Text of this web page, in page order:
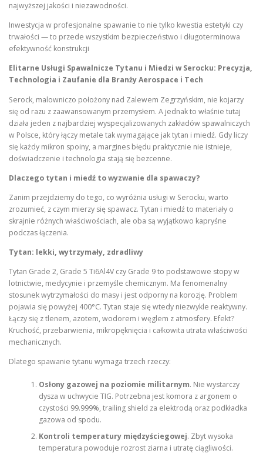
najwyższej jakości i niezawodności.
Inwestycja w profesjonalne spawanie to nie tylko kwestia estetyki czy
trwałości — to przede wszystkim bezpieczeństwo i długoterminowa
efektywność konstrukcji
Elitarne Usługi Spawalnicze Tytanu i Miedzi w Serocku: Precyzja,
Technologia i Zaufanie dla Branży Aerospace i Tech
Serock, malowniczo położony nad Zalewem Zegrzyńskim, nie kojarzy
się od razu z zaawansowanym przemysłem. A jednak to właśnie tutaj
działa jeden z najbardziej wyspecjalizowanych zakładów spawalniczych
w Polsce, który łączy metale tak wymagające jak tytan i miedź. Gdy liczy
się każdy mikron spoiny, a margines błędu praktycznie nie istnieje,
doświadczenie i technologia stają się bezcenne.
Dlaczego tytan i miedź to wyzwanie dla spawaczy?
Zanim przejdziemy do tego, co wyróżnia usługi w Serocku, warto
zrozumieć, z czym mierzy się spawacz. Tytan i miedź to materiały o
skrajnie różnych właściwościach, ale oba są wyjątkowo kapryśne
podczas łączenia.
Tytan: lekki, wytrzymały, zdradliwy
Tytan Grade 2, Grade 5 Ti6Al4V czy Grade 9 to podstawowe stopy w
lotnictwie, medycynie i przemyśle chemicznym. Ma fenomenalny
stosunek wytrzymałości do masy i jest odporny na korozję. Problem
pojawia się powyżej 400°C. Tytan staje się wtedy niezwykle reaktywny.
Łączy się z tlenem, azotem, wodorem i węglem z atmosfery. Efekt?
Kruchość, przebarwienia, mikropęknięcia i całkowita utrata właściwości
mechanicznych.
Dlatego spawanie tytanu wymaga trzech rzeczy:
Osłony gazowej na poziomie militarnym. Nie wystarczy
dysza w uchwycie TIG. Potrzebna jest komora z argonem o
czystości 99.999%, trailing shield za elektrodą oraz podkładka
gazowa od spodu.
Kontroli temperatury międzyściegowej. Zbyt wysoka
temperatura powoduje rozrost ziarna i utratę ciągliwości.